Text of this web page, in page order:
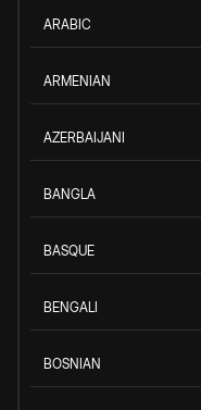
ARABIC
ARMENIAN
AZERBAIJANI
BANGLA
BASQUE
BENGALI
BOSNIAN